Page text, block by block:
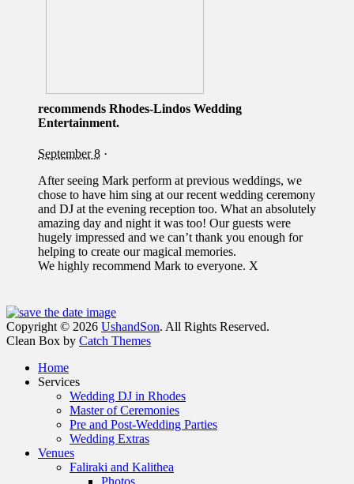
recommends Rhodes-Lindos Wedding
Entertainment.
September 8 ·
After seeing Mark perform at previous weddings, we
chose to have him sing at our recent wedding ceremony
and DJ at the evening reception too. What an absolutely
amazing day and night it was too! Our guests were
hugely impressed and we can’t thank you enough for
helping to create our magical memories.
We highly recommend Mark to everyone. X
Facebook
Email
Instagram
Phone
Copyright © 2026 UshandSon. All Rights Reserved.
Clean Box by Catch Themes
Home
Services
Wedding DJ in Rhodes
Master of Ceremonies
Pre and Post-Wedding Parties
Wedding Extras
Venues
Faliraki and Kalithea
Photos